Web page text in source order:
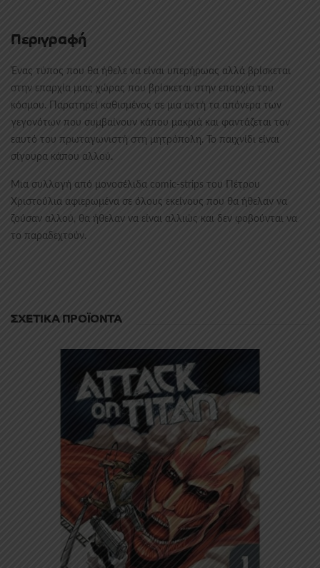
Περιγραφή
Ένας τύπος που θα ήθελε να είναι υπερήρωας αλλά βρίσκεται
στην επαρχία μιας χώρας που βρίσκεται στην επαρχία του
κόσμου. Παρατηρεί καθισμένος σε μια ακτή τα απόνερα των
γεγονότων που συμβαίνουν κάπου μακριά και φαντάζεται τον
εαυτό του πρωταγωνιστή στη μητρόπολη. Το παιχνίδι είναι
σίγουρα κάπου αλλού.
Μια συλλογή από μονοσέλιδα comic-strips του Πέτρου
Χριστούλια αφιερωμένα σε όλους εκείνους που θα ήθελαν να
ζούσαν αλλού, θα ήθελαν να είναι αλλιώς και δεν φοβούνται να
το παραδεχτούν.
ΣΧΕΤΙΚΆ ΠΡΟΪΌΝΤΑ